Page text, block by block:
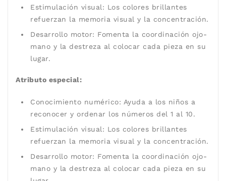
Estimulación visual: Los colores brillantes
refuerzan la memoria visual y la concentración.
Desarrollo motor: Fomenta la coordinación ojo-
mano y la destreza al colocar cada pieza en su
lugar.
Atributo especial:
Conocimiento numérico: Ayuda a los niños a
reconocer y ordenar los números del 1 al 10.
Estimulación visual: Los colores brillantes
refuerzan la memoria visual y la concentración.
Desarrollo motor: Fomenta la coordinación ojo-
mano y la destreza al colocar cada pieza en su